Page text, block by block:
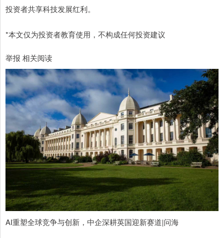
投资者共享科技发展红利。
*本文仅为投资者教育使用，不构成任何投资建议
举报 相关阅读
AI重塑全球竞争与创新，中企深耕英国迎新赛道|问海